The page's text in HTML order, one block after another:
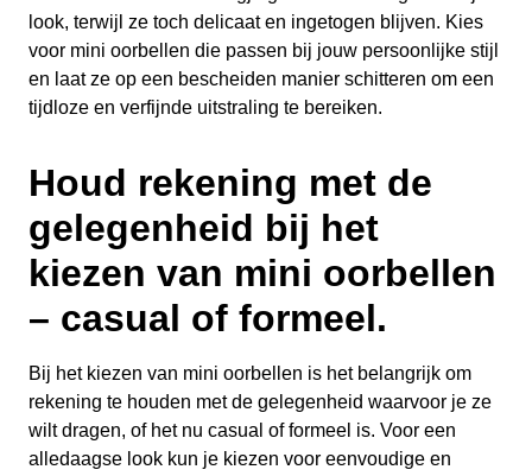
look, terwijl ze toch delicaat en ingetogen blijven. Kies
voor mini oorbellen die passen bij jouw persoonlijke stijl
en laat ze op een bescheiden manier schitteren om een
tijdloze en verfijnde uitstraling te bereiken.
Houd rekening met de
gelegenheid bij het
kiezen van mini oorbellen
– casual of formeel.
Bij het kiezen van mini oorbellen is het belangrijk om
rekening te houden met de gelegenheid waarvoor je ze
wilt dragen, of het nu casual of formeel is. Voor een
alledaagse look kun je kiezen voor eenvoudige en